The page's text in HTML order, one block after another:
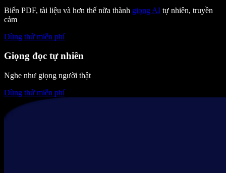
Biến PDF, tài liệu và hơn thế nữa thành giọng AI tự nhiên, truyền
cảm
Dùng thử miễn phí
Giọng đọc tự nhiên
Nghe như giọng người thật
Dùng thử miễn phí